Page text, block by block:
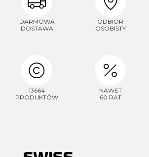
DARMOWA
DOSTAWA
ODBIÓR
OSOBISTY
13664
PRODUKTÓW
NAWET
60 RAT